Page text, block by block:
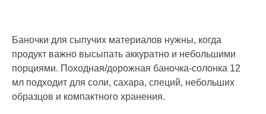
Баночки для сыпучих материалов нужны, когда
продукт важно высыпать аккуратно и небольшими
порциями. Походная/дорожная баночка-солонка 12
мл подходит для соли, сахара, специй, небольших
образцов и компактного хранения.